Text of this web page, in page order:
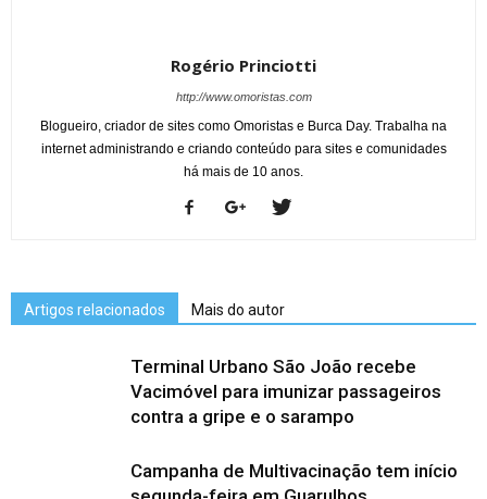
Rogério Princiotti
http://www.omoristas.com
Blogueiro, criador de sites como Omoristas e Burca Day. Trabalha na
internet administrando e criando conteúdo para sites e comunidades
há mais de 10 anos.
Artigos relacionados Mais do autor
Terminal Urbano São João recebe
Vacimóvel para imunizar passageiros
contra a gripe e o sarampo
Campanha de Multivacinação tem início